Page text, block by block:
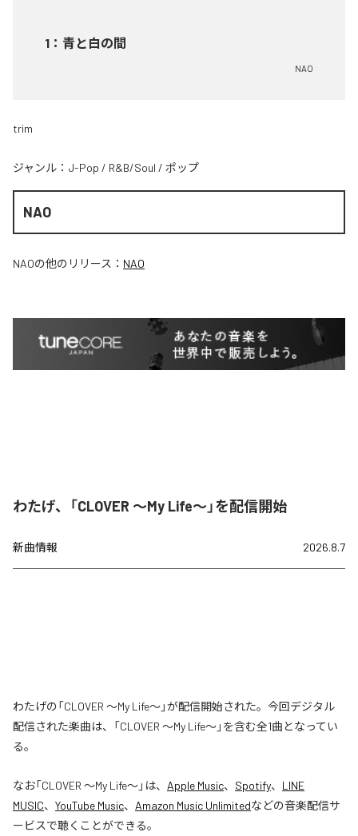
1 ： 青と白の間
NAO
trim
ジャンル： J-Pop / R&B/Soul / ポップ
NAO
NAOの他のリリース： NAO
わたげ、「CLOVER ～My Life～」を配信開始
新曲情報 2026.8.7
わたげの「CLOVER ～My Life～」が配信開始された。今回デジタル
配信された楽曲は、「CLOVER ～My Life～」を含む全1曲となってい
る。
なお「CLOVER ～My Life～」は、 Apple Music、 Spotify、 LINE
MUSIC、 YouTube Music、 Amazon Music Unlimitedなどの音楽配信サ
ービスで聴くことができる。